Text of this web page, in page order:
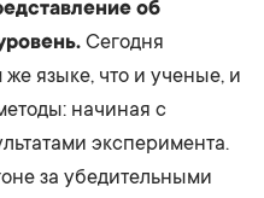
об
Сегодня
же языке, что и ученые, и
начиная с
эксперимента.
за убедительными